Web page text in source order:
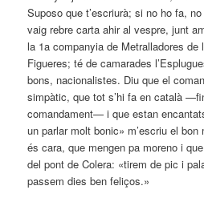
Suposo que t’escriurà; si no ho fa,
vaig rebre carta ahir al vespre, junt
la 1a companyia de Metralladores
Figueres; té de camarades
bons, nacionalistes. Diu que el
simpàtic, que tot s’hi fa en català
comandament— i que estan
un parlar molt bonic» m’escriu el
és cara, que mengen pa moreno i
del pont de Colera: «tirem de pic i
passem dies ben feliços.»